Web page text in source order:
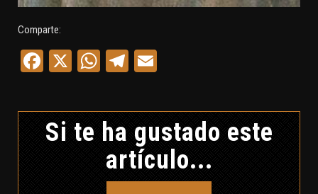
Comparte:
Facebook
X WhatsApp
Telegram
Si te ha gustado este
artículo...